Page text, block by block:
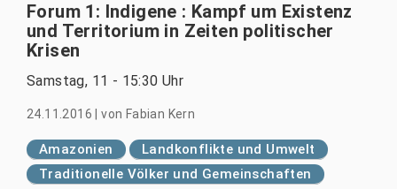
Forum 1: Indigene : Kampf um Existenz
und Territorium in Zeiten politischer
Krisen
Samstag, 11 - 15:30 Uhr
24.11.2016 |von Fabian Kern
Amazonien
Landkonflikte und Umwelt
Traditionelle Völker und Gemeinschaften